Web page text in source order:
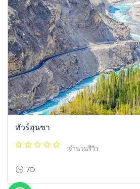
ทัวร์ฮุนซา
:จำนวนรีวิว
7D